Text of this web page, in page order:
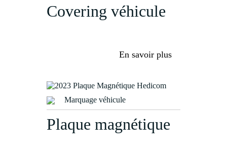
Covering véhicule
En savoir plus
Marquage véhicule
Plaque magnétique